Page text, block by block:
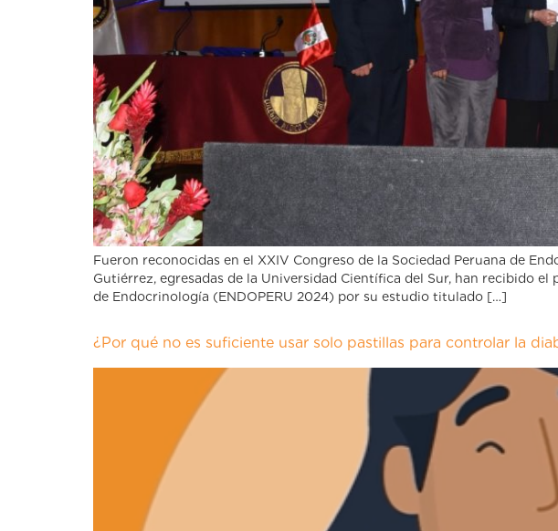
Fueron reconocidas en el XXIV Congreso de la Sociedad Peruana de
Gutiérrez, egresadas de la Universidad Científica del Sur, han recibido
de Endocrinología (ENDOPERU 2024) por su estudio titulado […]
¿Por qué no es suficiente usar solo pastillas para controlar la